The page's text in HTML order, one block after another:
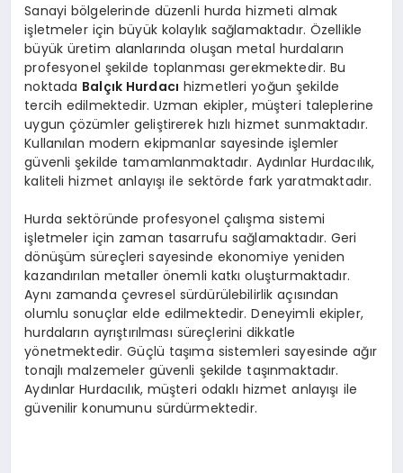
Sanayi bölgelerinde düzenli hurda hizmeti almak
işletmeler için büyük kolaylık sağlamaktadır. Özellikle
büyük üretim alanlarında oluşan metal hurdaların
profesyonel şekilde toplanması gerekmektedir. Bu
noktada Balçık Hurdacı hizmetleri yoğun şekilde
tercih edilmektedir. Uzman ekipler, müşteri taleplerine
uygun çözümler geliştirerek hızlı hizmet sunmaktadır.
Kullanılan modern ekipmanlar sayesinde işlemler
güvenli şekilde tamamlanmaktadır. Aydınlar Hurdacılık,
kaliteli hizmet anlayışı ile sektörde fark yaratmaktadır.
Hurda sektöründe profesyonel çalışma sistemi
işletmeler için zaman tasarrufu sağlamaktadır. Geri
dönüşüm süreçleri sayesinde ekonomiye yeniden
kazandırılan metaller önemli katkı oluşturmaktadır.
Aynı zamanda çevresel sürdürülebilirlik açısından
olumlu sonuçlar elde edilmektedir. Deneyimli ekipler,
hurdaların ayrıştırılması süreçlerini dikkatle
yönetmektedir. Güçlü taşıma sistemleri sayesinde ağır
tonajlı malzemeler güvenli şekilde taşınmaktadır.
Aydınlar Hurdacılık, müşteri odaklı hizmet anlayışı ile
güvenilir konumunu sürdürmektedir.